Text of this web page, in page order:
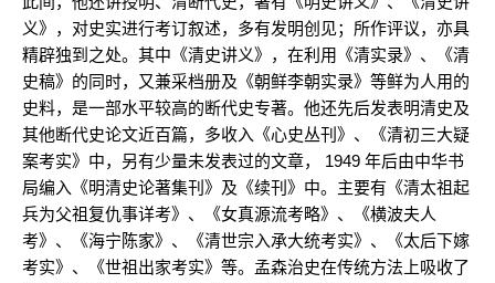
义》，对史实进行考订叙述，多有发明创见；所作评议，亦具
精辟独到之处。其中《清史讲义》，在利用《清实录》、《清
史稿》的同时，又兼采档册及《朝鲜李朝实录》等鲜为人用的
史料，是一部水平较高的断代史专著。他还先后发表明清史及
其他断代史论文近百篇，多收入《心史丛刊》、《清初三大疑
案考实》中，另有少量未发表过的文章， 1949 年后由中华书
局编入《明清史论著集刊》及《续刊》中。主要有《清太祖起
兵为父祖复仇事详考》、《女真源流考略》、《横波夫人
考》、《海宁陈家》、《清世宗入承大统考实》、《太后下嫁
考实》、《世祖出家考实》等。孟森治史在传统方法上吸收了